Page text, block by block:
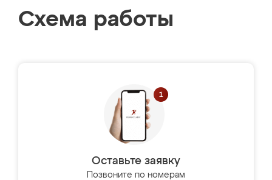
Схема работы
Оставьте заявку
Позвоните по номерам